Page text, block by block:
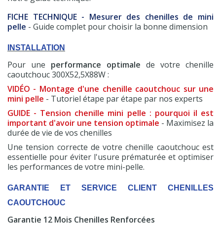
FICHE TECHNIQUE - Mesurer des chenilles de mini
pelle - Guide complet pour choisir la bonne dimension
INSTALLATION
Pour une performance optimale de votre chenille
caoutchouc 300X52,5X88W :
VIDÉO - Montage d'une chenille caoutchouc sur une
mini pelle - Tutoriel étape par étape par nos experts
GUIDE - Tension chenille mini pelle : pourquoi il est
important d'avoir une tension optimale - Maximisez la
durée de vie de vos chenilles
Une tension correcte de votre chenille caoutchouc est
essentielle pour éviter l'usure prématurée et optimiser
les performances de votre mini-pelle.
GARANTIE ET SERVICE CLIENT CHENILLES
CAOUTCHOUC
Garantie 12 Mois Chenilles Renforcées